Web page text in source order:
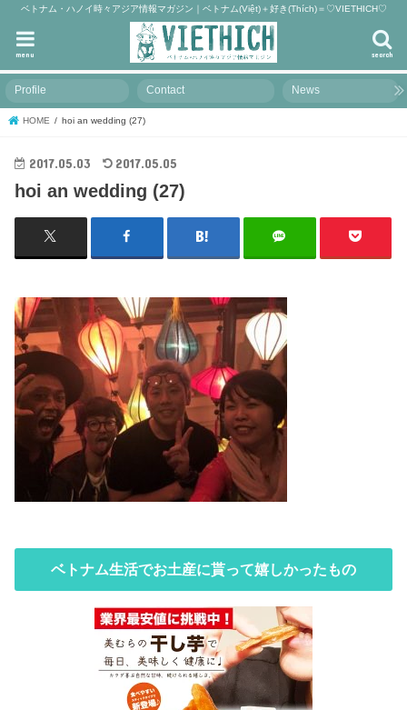
ベトナム・ハノイ時々アジア情報マガジン｜ベトナム(Việt)＋好き(Thích)＝♡VIETHICH♡
search
menu
Profile Contact News
HOME hoi an wedding (27)
2017.05.03 2017.05.05
hoi an wedding (27)
ベトナム生活でお土産に貰って嬉しかったもの